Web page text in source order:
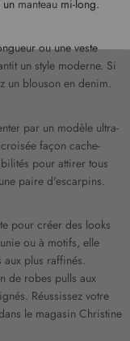
manteau mi-long.
ou une veste
un style moderne. Si
un blouson en denim.
par un modèle ultra-
façon cache-
pour attirer tous
paire d'escarpins.
pour créer des looks
ou à motifs, elle
aux plus raffinés.
de robes pulls aux
Réussissez votre
le magasin Christine